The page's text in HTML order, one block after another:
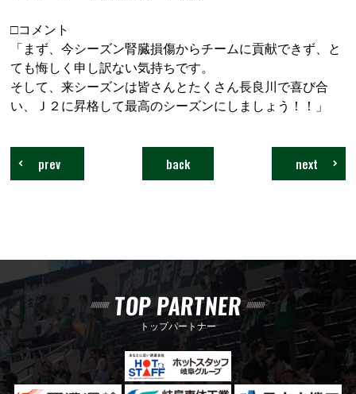
□コメント
「まず、今シーズン腎臓損傷からチームに貢献できず、と
ても悔しく申し訳ない気持ちです。
そして、来シーズンは皆さんとたくさん長良川で喜び合
い、Ｊ２に昇格して最高のシーズンにしましょう！！」
next
back
prev
TOP PARTNER
トップパートナー